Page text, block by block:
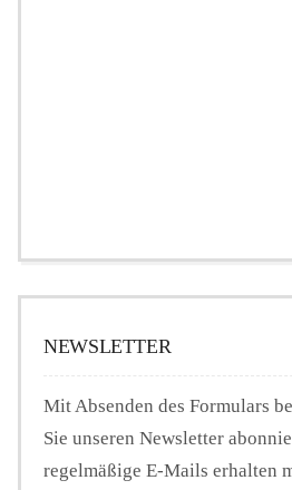
NEWSLETTER
Mit Absenden des Formulars
Sie unseren Newsletter
regelmäßige E-Mails erhalten